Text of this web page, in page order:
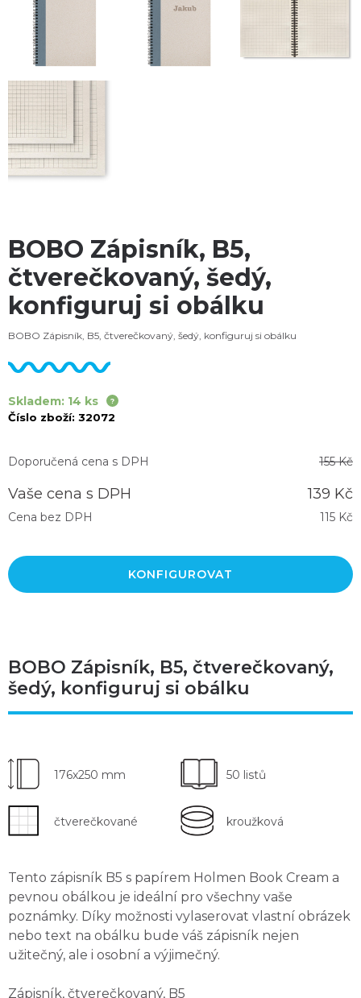
BOBO Zápisník, B5,
čtverečkovaný, šedý,
konfiguruj si obálku
BOBO Zápisník, B5, čtverečkovaný, šedý, konfiguruj si obálku
Skladem: 14 ks
Číslo zboží: 32072
Doporučená cena s DPH 155 Kč
Vaše cena s DPH 139 Kč
Cena bez DPH 115 Kč
KONFIGUROVAT
BOBO Zápisník, B5, čtverečkovaný,
šedý, konfiguruj si obálku
176x250 mm 50 listů
čtverečkované kroužková
Tento zápisník B5 s papírem Holmen Book Cream a
pevnou obálkou je ideální pro všechny vaše
poznámky. Díky možnosti vylaserovat vlastní obrázek
nebo text na obálku bude váš zápisník nejen
užitečný, ale i osobní a výjimečný.
Zápisník, čtverečkovaný, B5